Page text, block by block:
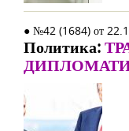
● №42 (1684) от
Политика: